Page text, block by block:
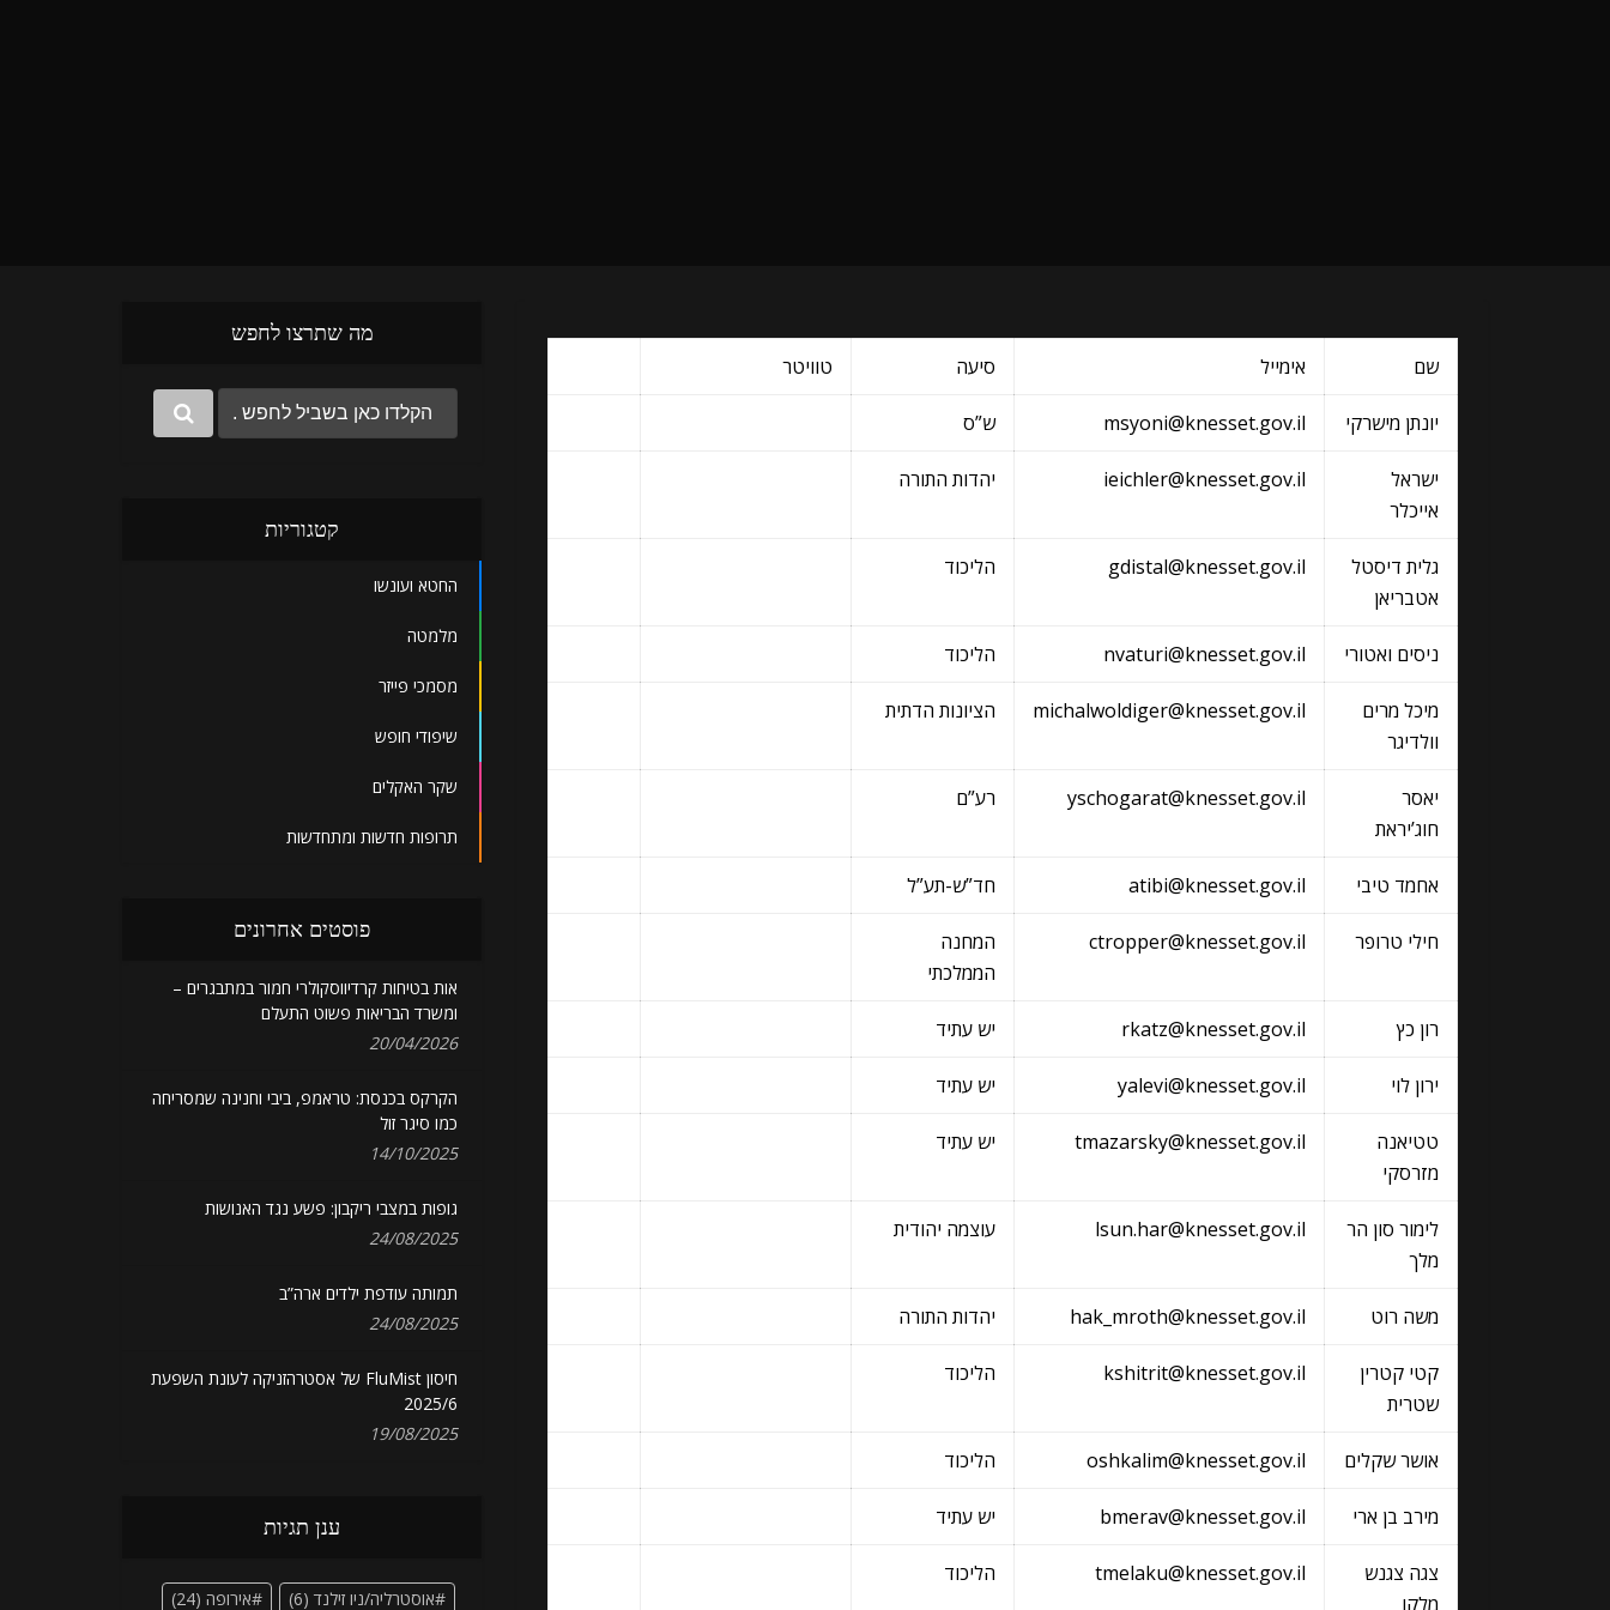
מה שתרצו לחפש
קטגוריות
החטא ועונשו
מלמטה
מסמכי פייזר
שיפודי חופש
שקר האקלים
תרופות חדשות ומתחדשות
פוסטים אחרונים
אות בטיחות קרדיווסקולרי חמור במתבגרים –
ומשרד הבריאות פשוט התעלם
20/04/2026
הקרקס בכנסת: טראמפ, ביבי וחנינה שמסריחה
כמו סיגר זול
14/10/2025
גופות במצבי ריקבון: פשע נגד האנושות
24/08/2025
תמותה עודפת ילדים ארה”ב
24/08/2025
חיסון FluMist של אסטרהזניקה לעונת השפעת
2025/6
19/08/2025
ענן תגיות
אוסטרליה/ניו זילנד (6) אירופה (24)
שם אימייל סיעה טוויטר
יונתן מישרקי msyoni@knesset.gov.il ש”ס
ישראל
אייכלר
ieichler@knesset.gov.il יהדות התורה
גלית דיסטל
אטבריאן
gdistal@knesset.gov.il הליכוד
ניסים ואטורי nvaturi@knesset.gov.il הליכוד
מיכל מרים
וולדיגר
michalwoldiger@knesset.gov.il הציונות הדתית
יאסר
חוג’יראת
yschogarat@knesset.gov.il רע”ם
אחמד טיבי atibi@knesset.gov.il חד”ש-תע”ל
חילי טרופר ctropper@knesset.gov.il
המחנה
הממלכתי
רון כץ rkatz@knesset.gov.il יש עתיד
ירון לוי yalevi@knesset.gov.il יש עתיד
טטיאנה
מזרסקי
tmazarsky@knesset.gov.il יש עתיד
לימור סון הר
מלך
lsun.har@knesset.gov.il עוצמה יהודית
משה רוט hak_mroth@knesset.gov.il יהדות התורה
קטי קטרין
שטרית
kshitrit@knesset.gov.il הליכוד
אושר שקלים oshkalim@knesset.gov.il הליכוד
מירב בן ארי bmerav@knesset.gov.il יש עתיד
צגה צגנש
מלקו
tmelaku@knesset.gov.il הליכוד